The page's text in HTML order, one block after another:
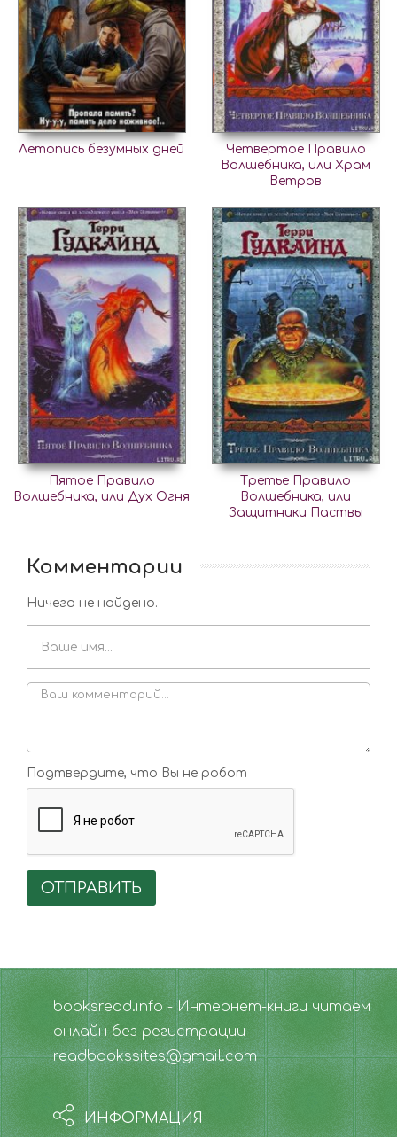
Летопись безумных дней
Четвертое Правило
Волшебника, или Храм
Ветров
Пятое Правило
Волшебника, или Дух Огня
Третье Правило
Волшебника, или
Защитники Паствы
Комментарии
Ничего не найдено.
Подтвердите, что Вы не робот
ОТПРАВИТЬ
booksread.info - Интернет-книги читаем
онлайн без регистрации
readbookssites@gmail.com
ИНФОРМАЦИЯ